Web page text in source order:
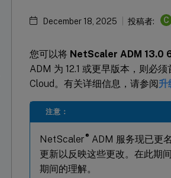
December 18, 2025 投稿者: C
您可以将 NetScaler ADM 13.0
ADM 为 12.1 或更早版本，则必
Cloud。有关详细信息，请参阅升
注意：
NetScaler® ADM 服务现已更
更新以反映这些更改。在此期
期间的理解。